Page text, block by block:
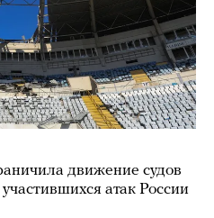
движение судов
атак России